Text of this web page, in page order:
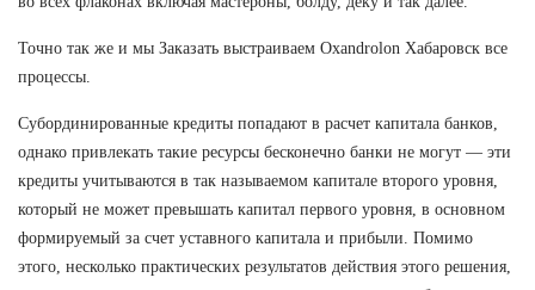
Точно так же и мы Заказать выстраиваем Oxandrolon Хабаровск все
процессы.
Субординированные кредиты попадают в расчет капитала банков,
однако привлекать такие ресурсы бесконечно банки не могут — эти
кредиты учитываются в так называемом капитале второго уровня,
который не может превышать капитал первого уровня, в основном
формируемый за счет уставного капитала и прибыли. Помимо
этого, несколько практических результатов действия этого решения,